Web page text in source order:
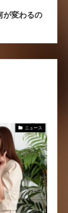
が変わるの
ニュース